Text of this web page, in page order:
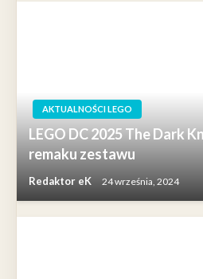
AKTUALNOŚCI LEGO
LEGO DC 2025 The Dark
remaku zestawu
Redaktor eK 24 września, 2024